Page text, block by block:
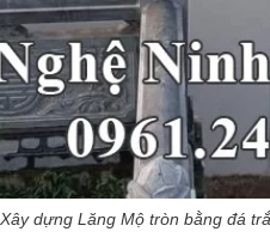
Xây dựng Lăng Mộ tròn bằng đá